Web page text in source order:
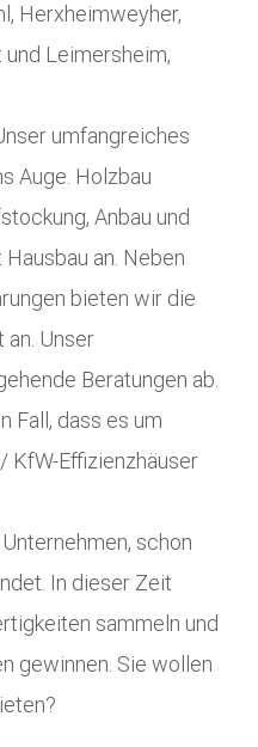
Herxheimweyher,
Leimersheim,
umfangreiches
Auge. Holzbau
Anbau und
an. Neben
bieten wir die
Unser
Beratungen ab.
Fall, dass es um
KfW-Effizienzhäuser
schon
In dieser Zeit
sammeln und
gewinnen. Sie wollen